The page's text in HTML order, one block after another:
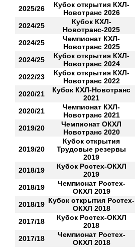
2025/26
Кубок открытия КХЛ-
Новотранс 2026
2024/25
Кубок КХЛ-
Новотранс-2025
2024/25
Чемпионат КХЛ-
Новотранс 2025
2024/25
Кубок открытия КХЛ-
Новотранс 2024
2022/23
Кубок открытия КХЛ-
Новотранс 2022
2020/21
Кубок КХЛ-Новотранс
2021
2020/21
Чемпионат КХЛ-
Новотранс 2021
2019/20
Чемпионат ОКХЛ
Новотранс 2020
2019/20
Кубок открытия
Трудовые резервы
2019
2018/19
Кубок Ростех-ОКХЛ
2019
2018/19
Чемпионат Ростех-
ОКХЛ 2019
2018/19 Кубок открытия Ростех-
ОКХЛ 2018
2017/18
Кубок Ростех-ОКХЛ
2018
2017/18
Чемпионат Ростех-
ОКХЛ 2018